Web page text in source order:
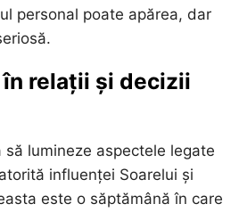
personal poate apărea, dar
relații și decizii
să lumineze aspectele legate
influenței Soarelui și
este o săptămână în care